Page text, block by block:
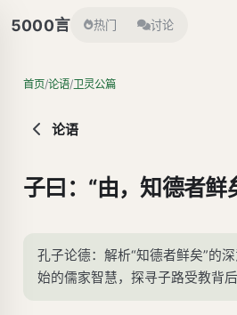
5000言 热门 讨论
首页/论语/卫灵公篇
论语
子曰：“由，知德者鲜
孔子论德：解析“知德者鲜矣”的
始的儒家智慧，探寻子路受教背后